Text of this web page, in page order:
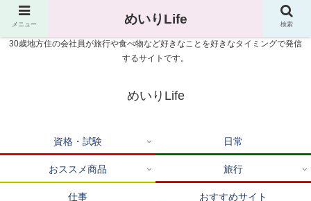
30歳地方住の会社員が旅行や食べ物など好きなことを好きなタイミングで発信
するサイトです。
めいりLife
資格・試験 日常
おススメ商品 旅行
仕事 おすすめサイト
メニュー めいりLife 検索